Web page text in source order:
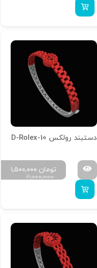
دستبند رولکس D-Rolex-10
۲,۰۰۰,۰۰۰
۱,۵۰۰,۰۰۰ تومان